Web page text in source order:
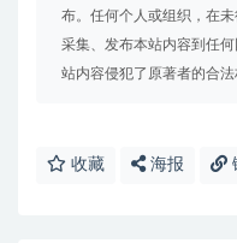
布。任何个人或组织，在
采集、发布本站内容到任
站内容侵犯了原著者的合
收藏 海报